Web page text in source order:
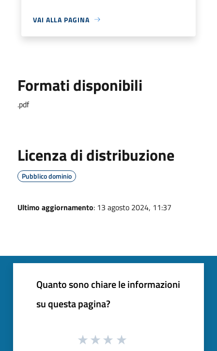
VAI ALLA PAGINA
Formati disponibili
.pdf
Licenza di distribuzione
Pubblico dominio
Ultimo aggiornamento: 13 agosto 2024, 11:37
Quanto sono chiare le informazioni
su questa pagina?